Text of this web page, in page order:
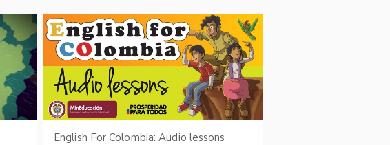
English For Colombia: Audio lessons